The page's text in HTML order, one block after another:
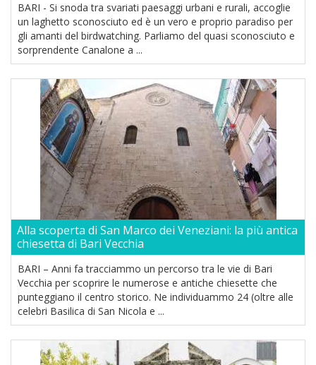
BARI - Si snoda tra svariati paesaggi urbani e rurali, accoglie
un laghetto sconosciuto ed è un vero e proprio paradiso per
gli amanti del birdwatching. Parliamo del quasi sconosciuto e
sorprendente Canalone a ...
Alla scoperta di San Marco dei Veneziani: la più antica
chiesetta di Bari Vecchia
BARI – Anni fa tracciammo un percorso tra le vie di Bari
Vecchia per scoprire le numerose e antiche chiesette che
punteggiano il centro storico. Ne individuammo 24 (oltre alle
celebri Basilica di San Nicola e ...